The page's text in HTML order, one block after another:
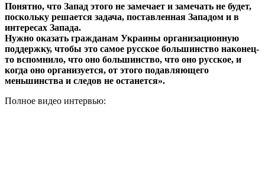
Понятно, что Запад этого не замечает и замечать не будет,
поскольку решается задача, поставленная Западом и в
интересах Запада.
Нужно оказать гражданам Украины организационную
поддержку, чтобы это самое русское большинство наконец-
то вспомнило, что оно большинство, что оно русское, и
когда оно организуется, от этого подавляющего
меньшинства и следов не останется».
Полное видео интервью: